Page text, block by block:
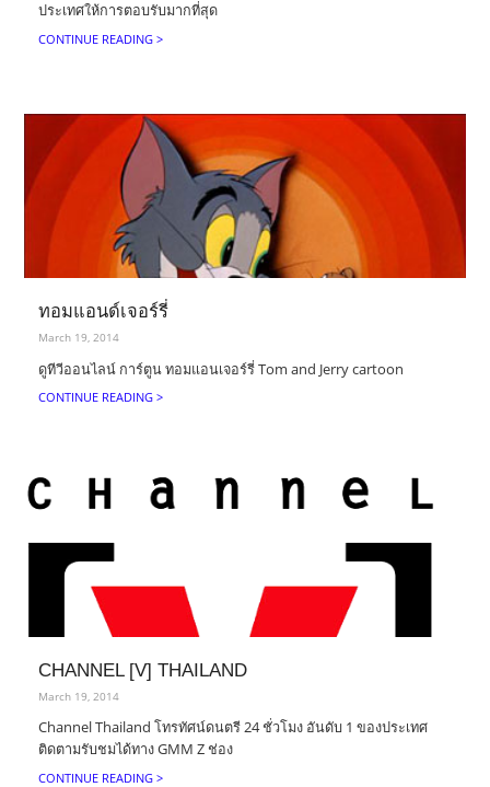
ประเทศให้การตอบรับมากที่สุด
CONTINUE READING >
ทอมแอนด์เจอร์รี่
March 19, 2014
ดูทีวีออนไลน์ การ์ตูน ทอมแอนเจอร์รี่ Tom and Jerry cartoon
CONTINUE READING >
CHANNEL [V] THAILAND
March 19, 2014
Channel Thailand โทรทัศน์ดนตรี 24 ชั่วโมง อันดับ 1 ของประเทศ
ติดตามรับชมได้ทาง GMM Z ช่อง
CONTINUE READING >